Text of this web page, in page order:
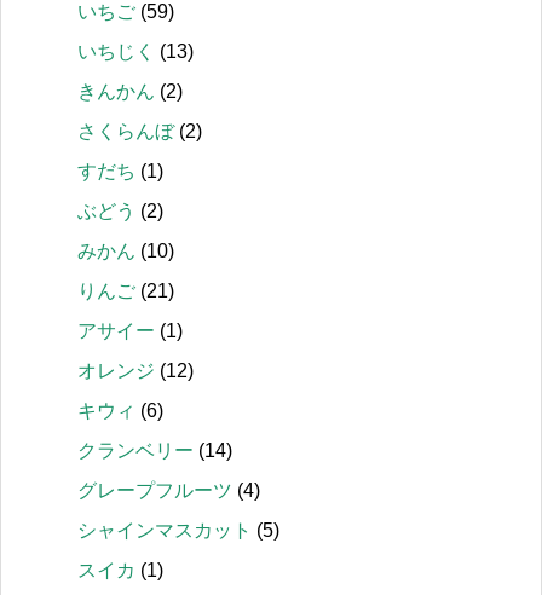
いちご (59)
いちじく
(13)
きんかん (2)
さくらんぼ(2)
すだち (1)
ぶどう (2)
みかん (10)
りんご (21)
アサイー (1)
オレンジ (12)
キウィ (6)
クランベリー (14)
グレープフルーツ (4)
シャインマスカット (5)
スイカ (1)